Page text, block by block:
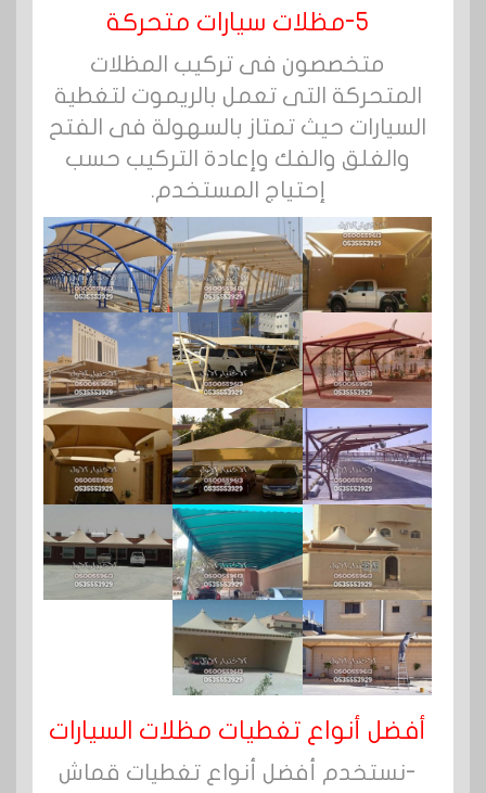
5-مظلات سيارات متحركة
متخصصون فى تركيب المظلات
المتحركة التى تعمل بالريموت لتغطية
السيارات حيث تمتاز بالسهولة فى الفتح
والغلق والفك وإعادة التركيب حسب
إحتياج المستخدم.
أفضل أنواع تغطيات مظلات السيارات
-نستخدم أفضل أنواع تغطيات قماش